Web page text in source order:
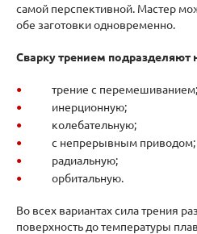
самой перспективной. Мастер
обе заготовки одновременно.
Сварку трением подразделяют
трение с перемешиванием;
инерционную;
колебательную;
с непрерывным приводом;
радиальную;
орбитальную.
Во всех вариантах сила трения
поверхность до температуры